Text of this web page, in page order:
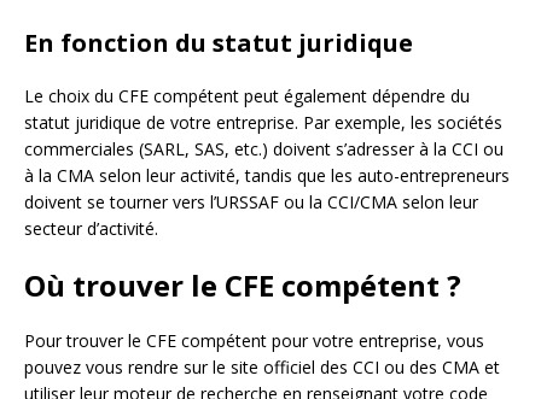
En fonction du statut juridique
Le choix du CFE compétent peut également dépendre du
statut juridique de votre entreprise. Par exemple, les sociétés
commerciales (SARL, SAS, etc.) doivent s’adresser à la CCI ou
à la CMA selon leur activité, tandis que les auto-entrepreneurs
doivent se tourner vers l’URSSAF ou la CCI/CMA selon leur
secteur d’activité.
Où trouver le CFE compétent ?
Pour trouver le CFE compétent pour votre entreprise, vous
pouvez vous rendre sur le site officiel des CCI ou des CMA et
utiliser leur moteur de recherche en renseignant votre code